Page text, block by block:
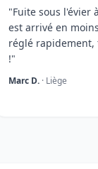
"Fuite sous l'évier
est arrivé en
réglé rapidement,
!"
Marc D. · Liège